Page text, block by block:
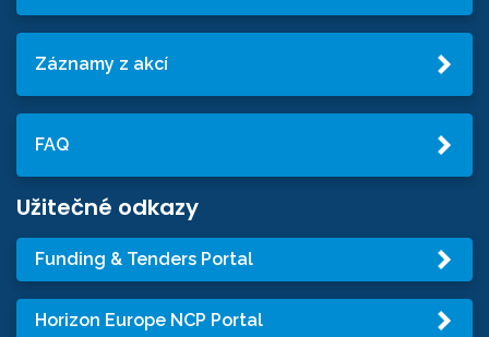
Záznamy z akcí
FAQ
Užitečné odkazy
Funding & Tenders Portal
Horizon Europe NCP Portal